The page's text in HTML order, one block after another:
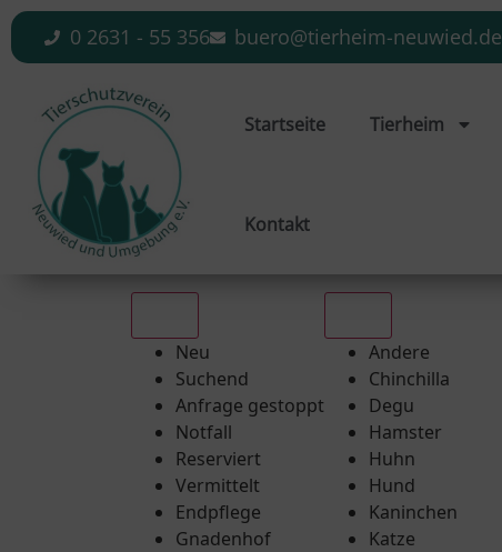
0 2631 - 55 356 buero@tierheim-neuwied.de
Startseite Tierheim
Kontakt
Neu
Suchend
Anfrage gestoppt
Notfall
Reserviert
Vermittelt
Endpflege
Gnadenhof
Andere
Chinchilla
Degu
Hamster
Huhn
Hund
Kaninchen
Katze